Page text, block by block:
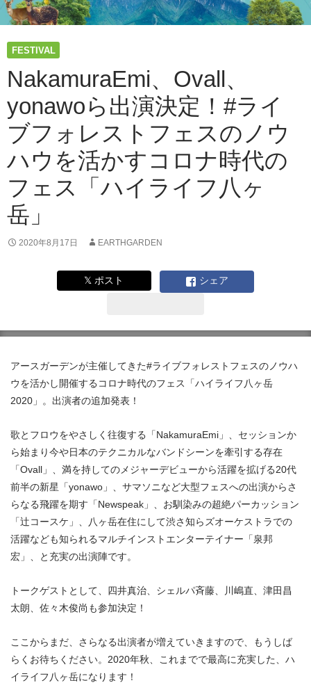
FESTIVAL
NakamuraEmi、Ovall、
yonawoら出演決定！#ライ
ブフォレストフェスのノウ
ハウを活かすコロナ時代の
フェス「ハイライフ八ヶ
岳」
2020年8月17日 EARTHGARDEN
𝕏 ポスト シェア
アースガーデンが主催してきた#ライブフォレストフェスのノウハ
ウを活かし開催するコロナ時代のフェス「ハイライフ八ヶ岳
2020」。出演者の追加発表！
歌とフロウをやさしく往復する「NakamuraEmi」、セッションか
ら始まり今や日本のテクニカルなバンドシーンを牽引する存在
「Ovall」、満を持してのメジャーデビューから活躍を拡げる20代
前半の新星「yonawo」、サマソニなど大型フェスへの出演からさ
らなる飛躍を期す「Newspeak」、お馴染みの超絶パーカッション
「辻コースケ」、八ヶ岳在住にして渋さ知らズオーケストラでの
活躍なども知られるマルチインストエンターテイナー「泉邦
宏」、と充実の出演陣です。
トークゲストとして、四井真治、シェルパ斉藤、川嶋直、津田昌
太朗、佐々木俊尚も参加決定！
ここからまだ、さらなる出演者が増えていきますので、もうしば
らくお待ちください。2020年秋、これまでで最高に充実した、ハ
イライフ八ヶ岳になります！